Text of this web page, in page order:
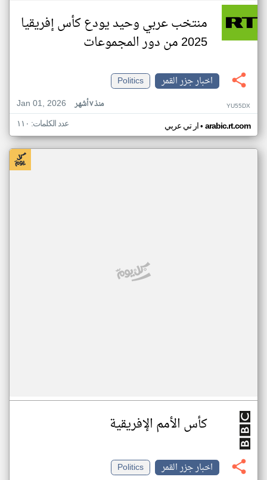
منتخب عربي وحيد يودع كأس إفريقيا
2025 من دور المجموعات
اخبار جزر القمر
Politics
Jan 01, 2026
منذ ٧ أشهر YU55DX
ار تي عربي• arabic.rt.com عدد الكلمات: ١١٠
كأس الأمم الإفريقية
اخبار جزر القمر
Politics